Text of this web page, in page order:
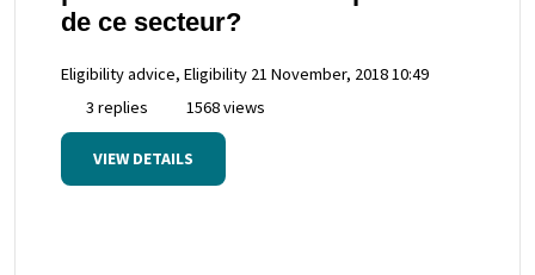
de ce secteur?
Eligibility advice, Eligibility 21 November, 2018 10:49
3 replies
1568 views
VIEW DETAILS